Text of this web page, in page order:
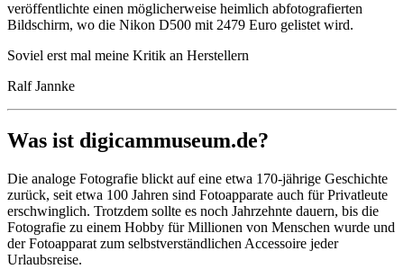
veröffentlichte einen möglicherweise heimlich abfotografierten
Bildschirm, wo die Nikon D500 mit 2479 Euro gelistet wird.
Soviel erst mal meine Kritik an Herstellern
Ralf Jannke
Was ist digicammuseum.de?
Die analoge Fotografie blickt auf eine etwa 170-jährige Geschichte
zurück, seit etwa 100 Jahren sind Fotoapparate auch für Privatleute
erschwinglich. Trotzdem sollte es noch Jahrzehnte dauern, bis die
Fotografie zu einem Hobby für Millionen von Menschen wurde und
der Fotoapparat zum selbstverständlichen Accessoire jeder
Urlaubsreise.